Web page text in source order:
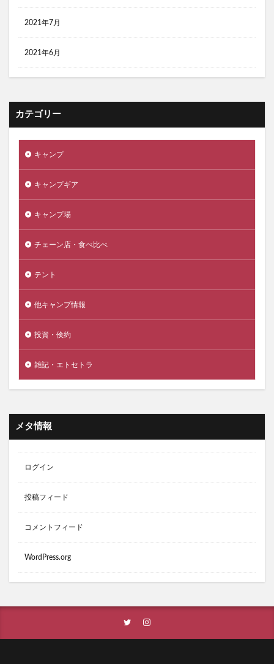
2021年7月
2021年6月
カテゴリー
キャンプ
キャンプギア
キャンプ場
チェーン店・食べ比べ
テント
他キャンプ情報
投資・倹約
雑記・エトセトラ
メタ情報
ログイン
投稿フィード
コメントフィード
WordPress.org